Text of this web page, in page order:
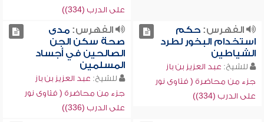
على الدرب (334))
الفهرس:حكم
استخدام البخور لطرد
الشياطين
للشيخ: عبد العزيز بن باز
جزء من محاضرة ( فتاوى نور
على الدرب (334))
الفهرس:مدى
صحة سكن الجن
الصالحين في أجساد
المسلمين
للشيخ: عبد العزيز بن باز
جزء من محاضرة ( فتاوى نور
على الدرب (336))